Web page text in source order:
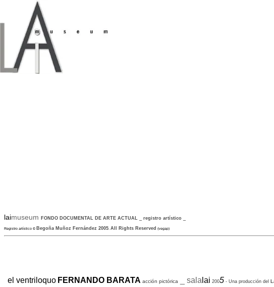
laimuseum FONDO DOCUMENTAL DE ARTE ACTUAL registro artístico
Registro artístico © Begoña Muñoz Fernández 2005 All Rights Reserved (vegap)
el ventriloquo FERNANDO BARATA acción pictórica _ sala lai 2005 - Una producción del